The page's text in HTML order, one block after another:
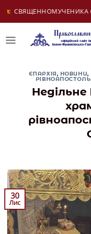
ЄПАРХІЯ, НОВИНИ,
30
Лис